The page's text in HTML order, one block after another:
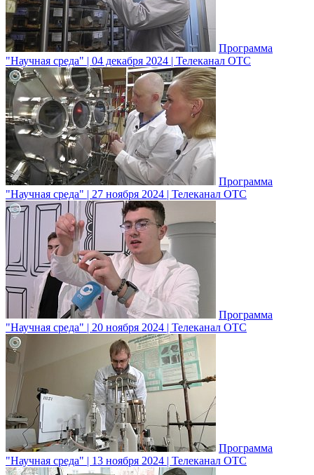
Программа
"Научная среда" | 04 декабря 2024 | Телеканал ОТС
Программа
"Научная среда" | 27 ноября 2024 | Телеканал ОТС
Программа
"Научная среда" | 20 ноября 2024 | Телеканал ОТС
Программа
"Научная среда" | 13 ноября 2024 | Телеканал ОТС